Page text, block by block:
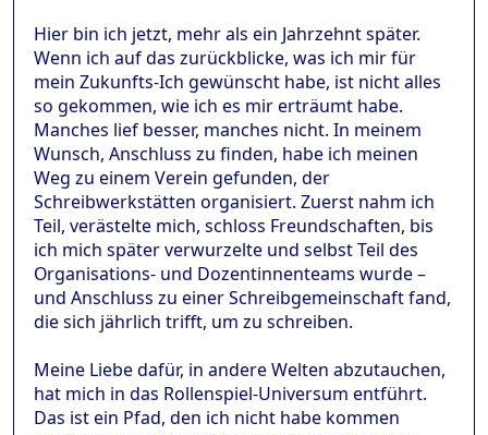
Hier bin ich jetzt, mehr als ein Jahrzehnt später.
Wenn ich auf das zurückblicke, was ich mir für
mein Zukunfts-Ich gewünscht habe, ist nicht alles
so gekommen, wie ich es mir erträumt habe.
Manches lief besser, manches nicht. In meinem
Wunsch, Anschluss zu finden, habe ich meinen
Weg zu einem Verein gefunden, der
Schreibwerkstätten organisiert. Zuerst nahm ich
Teil, verästelte mich, schloss Freundschaften, bis
ich mich später verwurzelte und selbst Teil des
Organisations- und Dozentinnenteams wurde –
und Anschluss zu einer Schreibgemeinschaft fand,
die sich jährlich trifft, um zu schreiben.
Meine Liebe dafür, in andere Welten abzutauchen,
hat mich in das Rollenspiel-Universum entführt.
Das ist ein Pfad, den ich nicht habe kommen